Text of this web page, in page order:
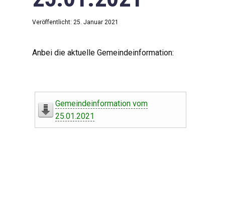
Veröffentlicht: 25. Januar 2021
Anbei die aktuelle Gemeindeinformation:
Gemeindeinformation vom
25.01.2021